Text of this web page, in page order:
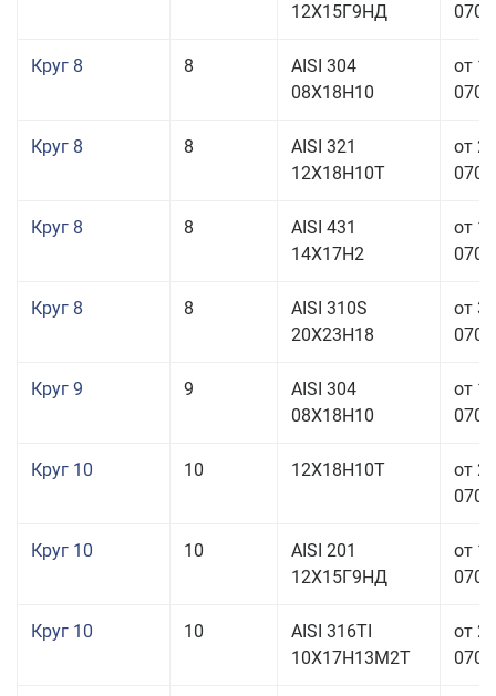
12Х15Г9НД
Круг 8 8
AISI 304
08Х18Н10
от
Круг 8 8
AISI 321
12Х18Н10Т
от
Круг 8 8
AISI 431
14Х17Н2
от
Круг 8 8
AISI 310S
20Х23Н18
от
Круг 9 9
AISI 304
08Х18Н10
от
Круг 10 10 12Х18Н10Т
от
Круг 10 10
AISI 201
12Х15Г9НД
от
Круг 10 10
AISI 316TI
10Х17Н13М2Т
от